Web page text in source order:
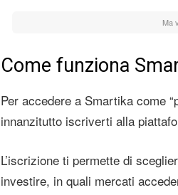
Ma
Come funziona
Per accedere a Smartika come
innanzitutto iscriverti alla
L’iscrizione ti permette di
investire, in quali mercati